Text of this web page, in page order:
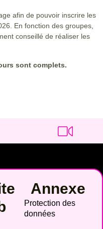
afin de pouvoir inscrire les
En fonction des groupes,
conseillé de réaliser les
sont complets.
Annexe
Protection des
données